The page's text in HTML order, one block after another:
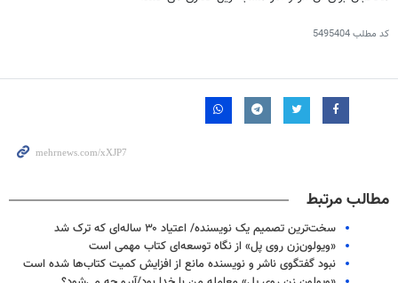
کد مطلب5495404
مطالب مرتبط
سخت‌ترین تصمیم یک‌ نویسنده/ اعتیاد ۳۰ ساله‌ای که ترک شد
«ویولون‌زن روی پل» از نگاه توسعه‌ای کتاب مهمی است
نبود گفتگوی ناشر و نویسنده مانع از افزایش کمیت کتاب‌ها شده است